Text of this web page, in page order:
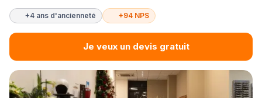
+4 ans d'ancienneté +94 NPS
Je veux un devis gratuit